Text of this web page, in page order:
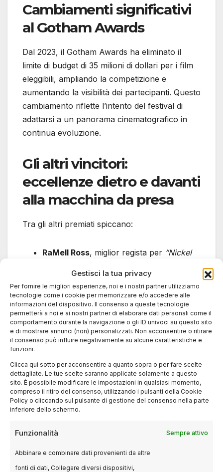
Gestisci la tua privacy
Per fornire le migliori esperienze, noi e i nostri partner utilizziamo
tecnologie come i cookie per memorizzare e/o accedere alle
informazioni del dispositivo. Il consenso a queste tecnologie
permetterà a noi e ai nostri partner di elaborare dati personali come il
comportamento durante la navigazione o gli ID univoci su questo sito
e di mostrare annunci (non) personalizzati. Non acconsentire o ritirare
il consenso può influire negativamente su alcune caratteristiche e
funzioni.
Clicca qui sotto per acconsentire a quanto sopra o per fare scelte
dettagliate. Le tue scelte saranno applicate solamente a questo
sito. È possibile modificare le impostazioni in qualsiasi momento,
compreso il ritiro del consenso, utilizzando i pulsanti della Cookie
Policy o cliccando sul pulsante di gestione del consenso nella parte
inferiore dello schermo.
Funzionalità Sempre attivo
Abbinare e combinare dati provenienti da altre
fonti di dati, Collegare diversi dispositivi,
Cambiamenti significativi
al Gotham Awards
Dal 2023, il Gotham Awards ha eliminato il
limite di budget di 35 milioni di dollari per i film
eleggibili, ampliando la competizione e
aumentando la visibilità dei partecipanti. Questo
cambiamento riflette l’intento del festival di
adattarsi a un panorama cinematografico in
continua evoluzione.
Gli altri vincitori:
eccellenze dietro e davanti
alla macchina da presa
Tra gli altri premiati spiccano:
RaMell Ross, miglior regista per “Nickel
“No Other Land” , miglior documentario,
un’opera che esplora con sensibilità temi
legati alla migrazione.
Azazel Jacobs, miglior sceneggiatura
per“His Three Daughters”.
Nella categoria delle nuove promesse, il
premio Breakthrough Director è andato a
Vera Drewper“The People’s Joker”. Mentre il
Breakthrough Performer è stato assegnato a
Brandon Wilson
per la sua interpretazione in
Gotham Awards: un